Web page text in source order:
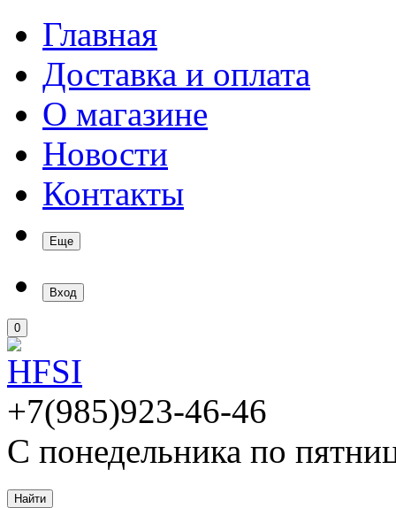
Главная
Доставка и оплата
О магазине
Новости
Контакты
Еще
Вход
0
+7(985)923-46-46
С понедельника по
Найти